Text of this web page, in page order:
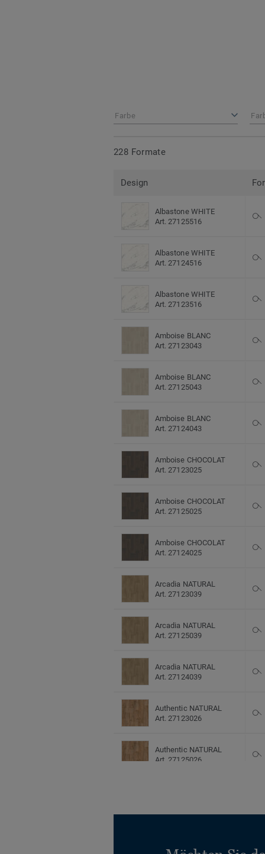
Farbe
228 Formate
Design
Albastone WHITE
Art. 27125516
Albastone WHITE
Art. 27124516
Albastone WHITE
Art. 27123516
Amboise BLANC
Art. 27123043
Amboise BLANC
Art. 27125043
Amboise BLANC
Art. 27124043
Amboise CHOCOLAT
Art. 27123025
Amboise CHOCOLAT
Art. 27125025
Amboise CHOCOLAT
Art. 27124025
Arcadia NATURAL
Art. 27123039
Arcadia NATURAL
Art. 27125039
Arcadia NATURAL
Art. 27124039
Authentic NATURAL
Art. 27123026
Authentic NATURAL
Art. 27125026